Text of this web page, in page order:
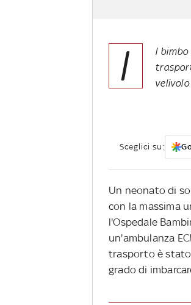
I
l bimbo
Sceglici su:
Un neonato di
con la massima
l'Ospedale
un'ambulanza
trasporto è stato
grado di